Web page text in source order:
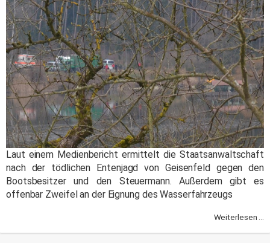
Laut einem Medienbericht ermittelt die Staatsanwaltschaft
nach der tödlichen Entenjagd von Geisenfeld gegen den
Bootsbesitzer und den Steuermann. Außerdem gibt es
offenbar Zweifel an der Eignung des Wasserfahrzeugs
Weiterlesen ...